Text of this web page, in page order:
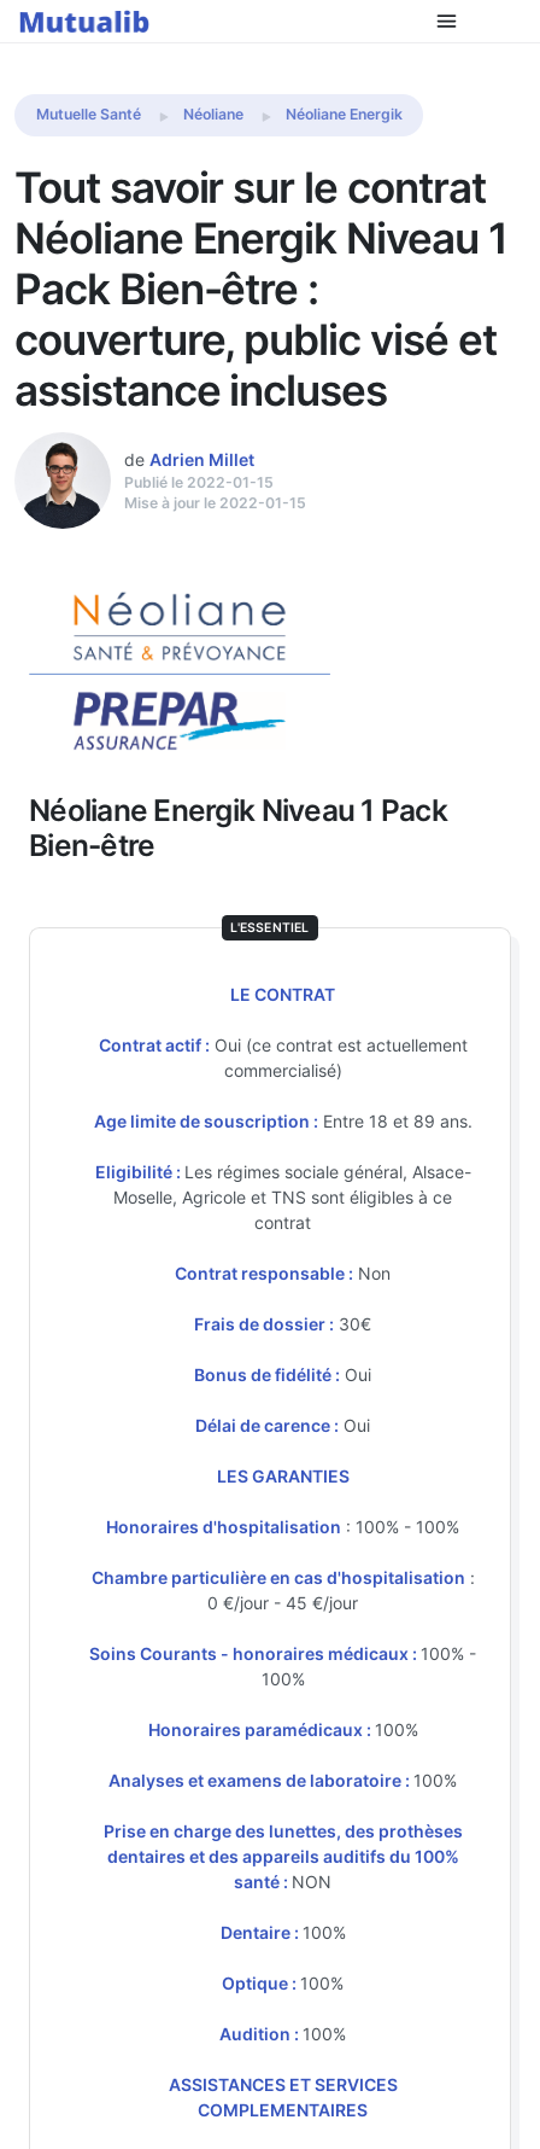
Comparer les mutuelles
Mutuelle Santé Néoliane Néoliane Energik
Tout savoir sur le contrat
Néoliane Energik Niveau 1
Pack Bien-être :
couverture, public visé et
assistance incluses
de Adrien Millet
Publié le 2022-01-15
Mise à jour le 2022-01-15
Néoliane Energik Niveau 1 Pack
Bien-être
L'ESSENTIEL
LE CONTRAT
Contrat actif : Oui (ce contrat est actuellement
commercialisé)
Age limite de souscription : Entre 18 et 89 ans.
Eligibilité : Les régimes sociale général, Alsace-
Moselle, Agricole et TNS sont éligibles à ce
contrat
Contrat responsable : Non
Frais de dossier : 30€
Bonus de fidélité : Oui
Délai de carence : Oui
LES GARANTIES
Honoraires d'hospitalisation : 100% - 100%
Chambre particulière en cas d'hospitalisation :
0 €/jour - 45 €/jour
Soins Courants - honoraires médicaux : 100% -
100%
Honoraires paramédicaux : 100%
Analyses et examens de laboratoire : 100%
Prise en charge des lunettes, des prothèses
dentaires et des appareils auditifs du 100%
santé : NON
Dentaire : 100%
Optique : 100%
Audition : 100%
ASSISTANCES ET SERVICES
COMPLEMENTAIRES